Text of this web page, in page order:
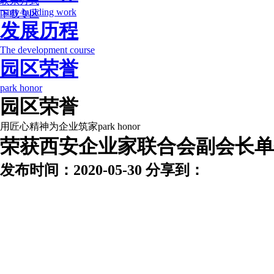
下载专区
party building work
发展历程
The development course
园区荣誉
park honor
园区荣誉
用匠心精神为企业筑家park honor
荣获西安企业家联合会副会长
发布时间：2020-05-30 分享到：